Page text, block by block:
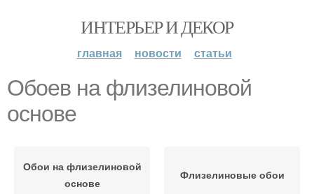
ИНТЕРЬЕР И ДЕКОР
главная новости статьи
Обоев на флизелиновой
основе
Обои на флизелиновой
основе
Флизелиновые обои